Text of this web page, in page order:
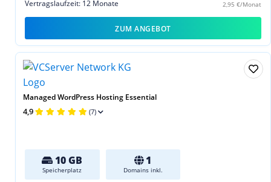
2,95 €/Monat
Vertragslaufzeit: 12 Monate
ZUM ANGEBOT
Managed WordPress Hosting Essential
4,9 (7)
10 GB
Speicherplatz
1
Domains inkl.